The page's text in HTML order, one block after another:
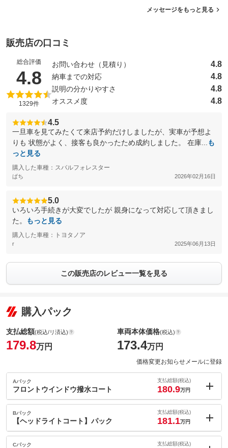
メッセージをもっと見る
販売店の口コミ
総合評価
4.8 （5点満点中）
1329件
お問い合わせ（見積り） 4.8
納車までの対応 4.8
説明の分かりやすさ 4.8
オススメ度 4.8
4.5
一旦車を見てみたくて来店予約だけしましたが、実車が予想よ
りも 状態がよく、接客も良かったため成約しました。 在庫...
も
っと見る
購入した車種：スバルフォレスター
ぱち 2026年02月16日
5.0
いろいろ手続きが大変でしたが 親身になって対応して頂きまし
た。
もっと見る
購入した車種：トヨタノア
r 2025年06月13日
この販売店のレビュー一覧を見る
購入パック
支払総額(税込/リ済込)
179.8万円
車両本体価格(税込)
173.4万円
価格変更お知らせメールに登録
Aパック
フロントウインドウ撥水コート
支払総額(税込)
180.9万円
内：オプシ
ョン価格
(税込)
車両本体価
173.4万円
Bパック
【ヘッドライトコート】パック
支払総額(税込)
181.1万円
内：オプシ
ョン価格
Cパック 支払総額(税込)